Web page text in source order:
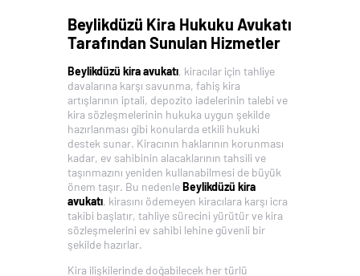
Beylikdüzü Kira Hukuku Avukatı
Tarafından Sunulan Hizmetler
Beylikdüzü kira avukatı, kiracılar için tahliye
davalarına karşı savunma, fahiş kira
artışlarının iptali, depozito iadelerinin talebi ve
kira sözleşmelerinin hukuka uygun şekilde
hazırlanması gibi konularda etkili hukuki
destek sunar. Kiracının haklarının korunması
kadar, ev sahibinin alacaklarının tahsili ve
taşınmazını yeniden kullanabilmesi de büyük
önem taşır. Bu nedenleBeylikdüzü kira
avukatı, kirasını ödemeyen kiracılara karşı icra
takibi başlatır, tahliye sürecini yürütür ve kira
sözleşmelerini ev sahibi lehine güvenli bir
şekilde hazırlar.
Kira ilişkilerinde doğabilecek her türlü